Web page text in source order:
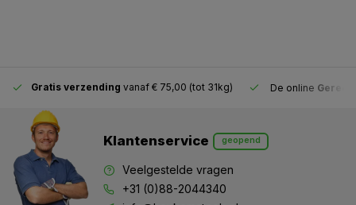
Gratis verzending vanaf € 75,00 (tot 31kg) De online
Klantenservice geopend
Veelgestelde vragen
+31 (0)88-2044340